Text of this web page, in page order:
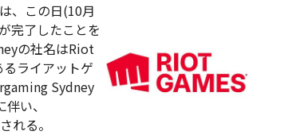
、この日(10月
完了したことを
の社名はRiot
ライアットゲ
Sydney
い、
れる。